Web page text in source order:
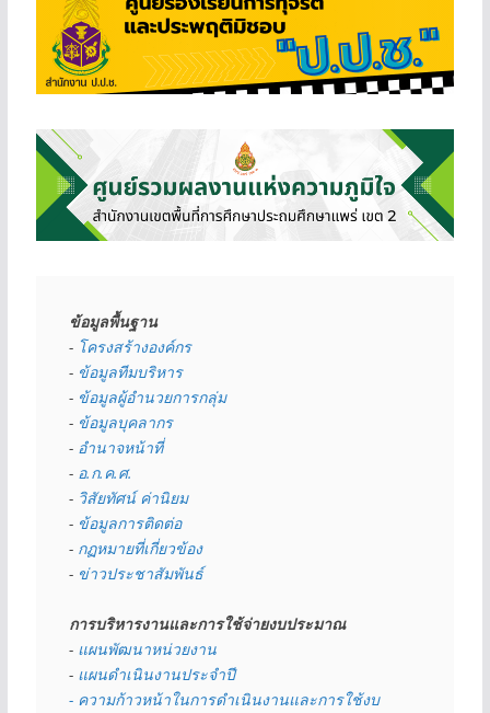
ข้อมูลพื้นฐาน
- โครงสร้างองค์กร
- ข้อมูลทีมบริหาร
- ข้อมูลผู้อำนวยการกลุ่ม
- ข้อมูลบุคลากร
- อำนาจหน้าที่
- อ.ก.ค.ศ.
- วิสัยทัศน์ ค่านิยม
- ข้อมูลการติดต่อ
- กฏหมายที่เกี่ยวข้อง
- ข่าวประชาสัมพันธ์
การบริหารงานและการใช้จ่ายงบประมาณ
- แผนพัฒนาหน่วยงาน
- แผนดำเนินงานประจำปี
- ความก้าวหน้าในการดำเนินงานและการใช้งบ